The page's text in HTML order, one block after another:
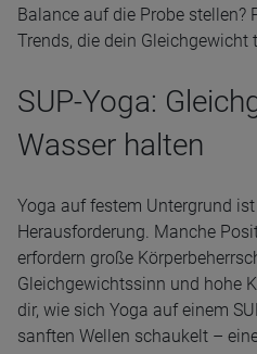
Balance auf die Probe stellen?
Trends, die dein Gleichgewicht
SUP-Yoga:
Wasser halten
Yoga auf festem Untergrund
Herausforderung. Manche
erfordern große
Gleichgewichtssinn und hohe
dir, wie sich Yoga auf einem
sanften Wellen schaukelt –